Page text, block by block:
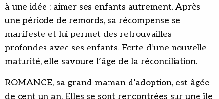
à une idée : aimer ses enfants autrement. Après
une période de remords, sa récompense se
manifeste et lui permet des retrouvailles
profondes avec ses enfants. Forte d’une nouvelle
maturité, elle savoure l’âge de la réconciliation.
ROMANCE, sa grand-maman d’adoption, est âgée
de cent un an. Elles se sont rencontrées sur une île